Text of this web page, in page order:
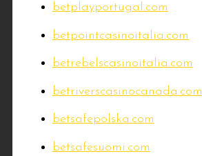
betplayportugal.com
betpointcasinoitalia.com
betrebelscasinoitalia.com
betriverscasinocanada.com
betsafepolska.com
betsafesuomi.com